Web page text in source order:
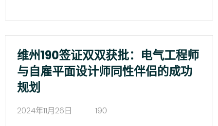
维州190签证双双获批：电气工程师
与自雇平面设计师同性伴侣的成功
规划
2024年11月26日
190